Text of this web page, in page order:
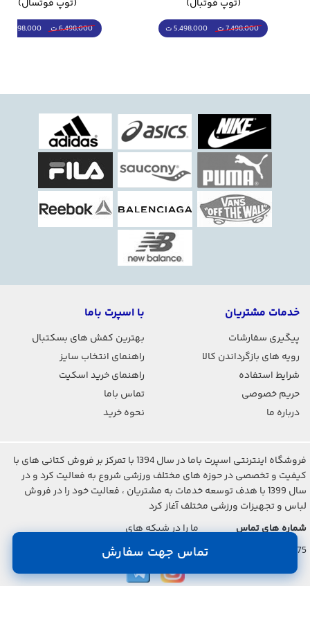
تماس جهت سفارش
(توپ فوتبال)
7,498,000 ت 5,498,000 ت
(توپ فوتسال)
6,498,000 ت 5,298,000 ت
خدمات مشتریان
پیگیری سفارشات
رویه های بازگرداندن کالا
شرایط استفاده
حریم خصوصی
درباره ما
با اسپرت باما
بهترین کفش های بسکتبال
راهنمای انتخاب سایز
راهنمای خرید اسکیت
تماس باما
نحوه خرید
فروشگاه اینترنتی اسپرت باما در سال 1394 با تمرکز بر فروش کتانی های با
کیفیت و تخصصی در حوزه های مختلف ورزشی شروع به فعالیت کرد و در
سال 1399 با هدف توسعه خدمات به مشتریان ، فعالیت خود را در فروش
لباس و تجهیزات ورزشی مختلف آغاز کرد
شماره های تماس
021-2842-7275
ما را در شبکه های
اجتماعی دنبال کنید